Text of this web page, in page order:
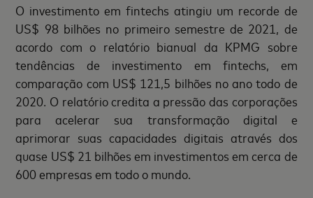
O investimento em fintechs atingiu um recorde de
US$ 98 bilhões no primeiro semestre de 2021, de
acordo com o relatório bianual da KPMG sobre
tendências de investimento em fintechs, em
comparação com US$ 121,5 bilhões no ano todo de
2020. O relatório credita a pressão das corporações
para acelerar sua transformação digital e
aprimorar suas capacidades digitais através dos
quase US$ 21 bilhões em investimentos em cerca de
600 empresas em todo o mundo.